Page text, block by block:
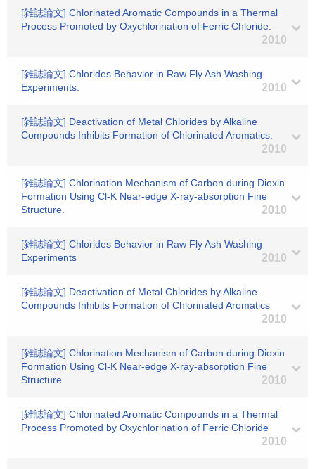
[雑誌論文] Chlorinated Aromatic Compounds in a Thermal
Process Promoted by Oxychlorination of Ferric Chloride.
2010
[雑誌論文] Chlorides Behavior in Raw Fly Ash Washing
Experiments.
2010
[雑誌論文] Deactivation of Metal Chlorides by Alkaline
Compounds Inhibits Formation of Chlorinated Aromatics.
2010
[雑誌論文] Chlorination Mechanism of Carbon during Dioxin
Formation Using Cl-K Near-edge X-ray-absorption Fine
Structure.
2010
[雑誌論文] Chlorides Behavior in Raw Fly Ash Washing
Experiments
2010
[雑誌論文] Deactivation of Metal Chlorides by Alkaline
Compounds Inhibits Formation of Chlorinated Aromatics
2010
[雑誌論文] Chlorination Mechanism of Carbon during Dioxin
Formation Using Cl-K Near-edge X-ray-absorption Fine
Structure
2010
[雑誌論文] Chlorinated Aromatic Compounds in a Thermal
Process Promoted by Oxychlorination of Ferric Chloride
2010